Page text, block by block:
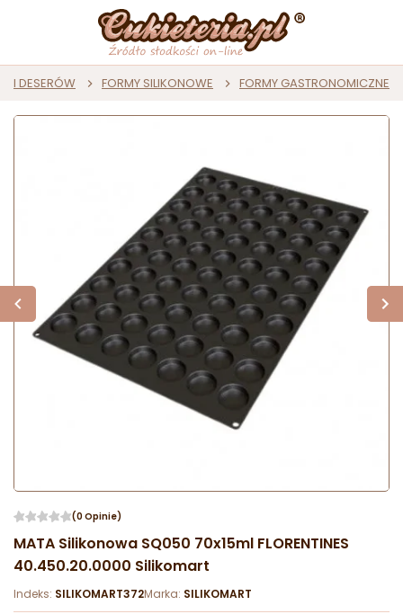
I DESERÓW FORMY SILIKONOWE FORMY GASTRONOMICZNE
(0 Opinie)
MATA Silikonowa SQ050 70x15ml FLORENTINES
40.450.20.0000 Silikomart
Indeks: SILIKOMART372Marka: SILIKOMART